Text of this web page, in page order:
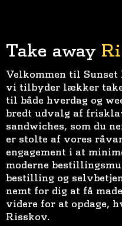
Take away
Velkommen til
vi tilbyder lækker take
til både hverdag og
bredt udvalg af
sandwiches, som du
er stolte af vores
engagement i at
moderne
bestilling og
nemt for dig at få
videre for at opdage,
Risskov.